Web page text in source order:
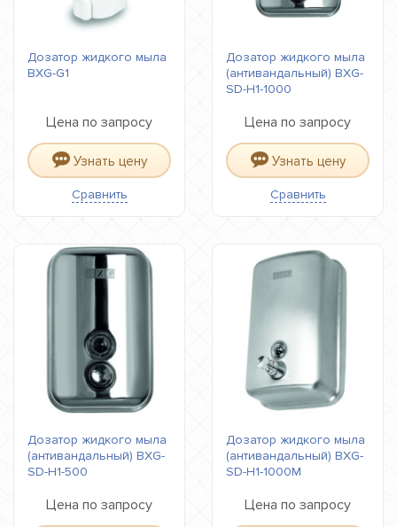
Дозатор жидкого мыла
BXG-G1
Цена по запросу
Узнать цену
Сравнить
Дозатор жидкого мыла
(антивандальный) BXG-
SD-H1-1000
Цена по запросу
Узнать цену
Сравнить
Дозатор жидкого мыла
(антивандальный) BXG-
SD-H1-500
Цена по запросу
Дозатор жидкого мыла
(антивандальный) BXG-
SD-H1-1000М
Цена по запросу